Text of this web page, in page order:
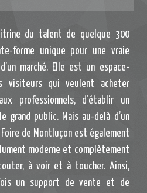
du talent de quelque 300
forme unique pour une vraie
marché. Elle est un espace-
visiteurs qui veulent acheter
professionnels, d’établir un
grand public. Mais au-delà d’un
de Montluçon est également
moderne et complètement
à voir et à toucher. Ainsi,
un support de vente et de